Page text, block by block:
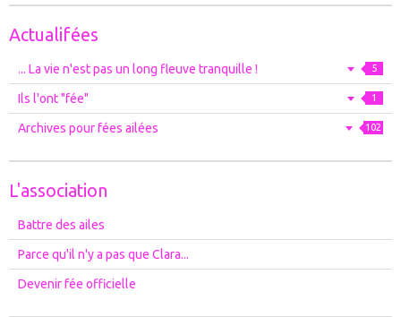
Actualifées
... La vie n'est pas un long fleuve tranquille ! 5
Ils l'ont "fée" 1
Archives pour fées ailées 102
L'association
Battre des ailes
Parce qu'il n'y a pas que Clara...
Devenir fée officielle